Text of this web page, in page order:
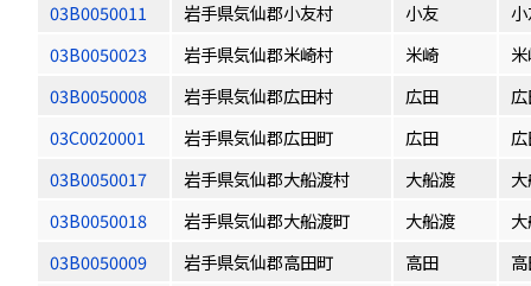
03B0050011
岩手県気仙郡小友村 小友
03B0050023
岩手県気仙郡米崎村 米崎
03B0050008
岩手県気仙郡広田村 広田
03C0020001
岩手県気仙郡広田町 広田
03B0050017
岩手県気仙郡大船渡村 大船渡
03B0050018
岩手県気仙郡大船渡町 大船渡
03B0050009
岩手県気仙郡高田町 高田